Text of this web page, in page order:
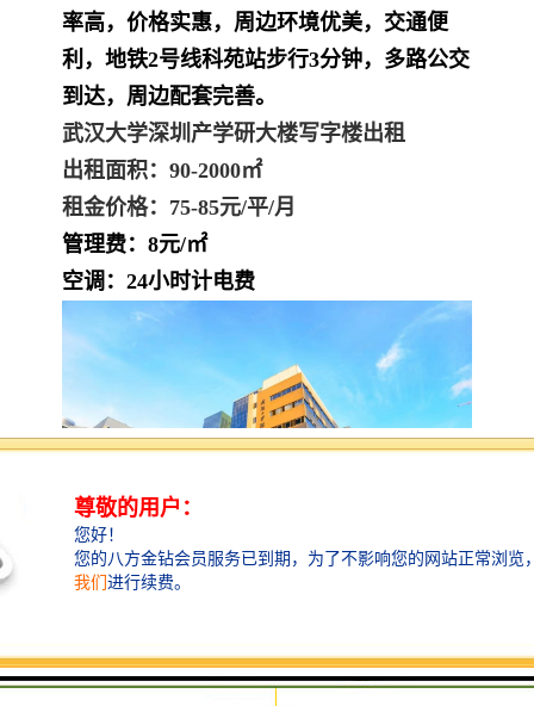
率高，价格实惠，周边环境优美，交通便
利，地铁2号线科苑站步行3分钟，多路公交
到达，周边配套完善。
武汉大学深圳产学研大楼写字楼出租
出租面积：90-2000㎡
租金价格：75-85元/平/月
管理费：8元/㎡
空调：24小时计电费
1、步行至“科苑”地铁站仅三分钟；